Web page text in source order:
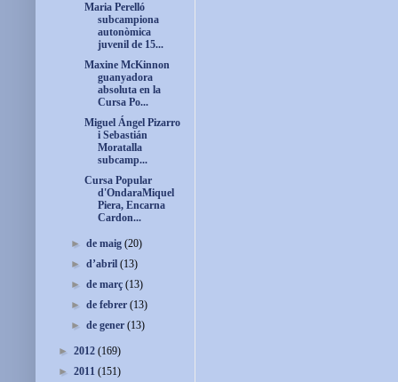
Maria Perelló
subcampiona
autonòmica
juvenil de 15...
Maxine McKinnon
guanyadora
absoluta en la
Cursa Po...
Miguel Ángel Pizarro
i Sebastián
Moratalla
subcamp...
Cursa Popular
d'OndaraMiquel
Piera, Encarna
Cardon...
►de maig(20)
►d’abril(13)
►de març(13)
►de febrer(13)
►de gener(13)
► 2012 (169)
► 2011 (151)